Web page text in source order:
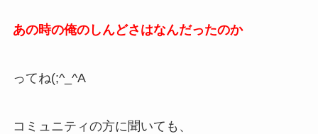
あの時の俺のしんどさはなんだったのか
ってね(;^_^A
コミュニティの方に聞いても、